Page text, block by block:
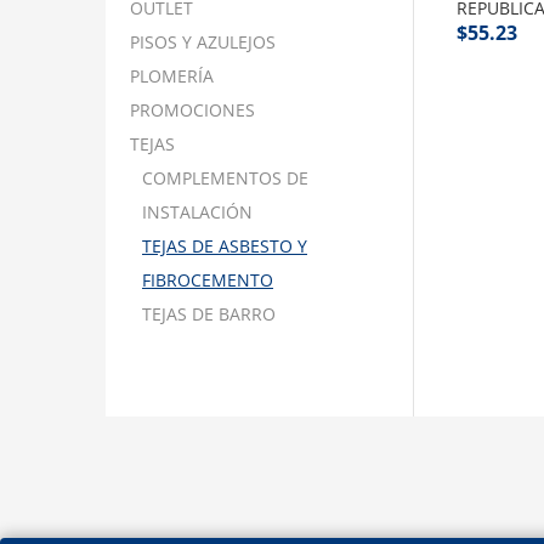
OUTLET
PISOS Y AZULEJOS
PLOMERÍA
PROMOCIONES
TEJAS
COMPLEMENTOS DE
INSTALACIÓN
TEJAS DE ASBESTO Y
FIBROCEMENTO
TEJAS DE BARRO
$55.23